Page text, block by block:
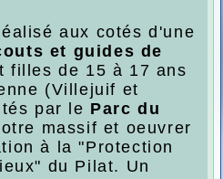
aux cotés d'une
et guides de
filles de 15 à 17 ans
(Villejuif et
par le Parc du
massif et oeuvrer
à la "Protection
du Pilat. Un